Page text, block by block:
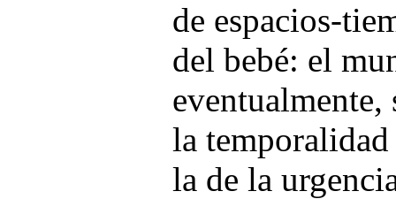
de espacios-
del bebé: el
eventualmente,
la
la de la